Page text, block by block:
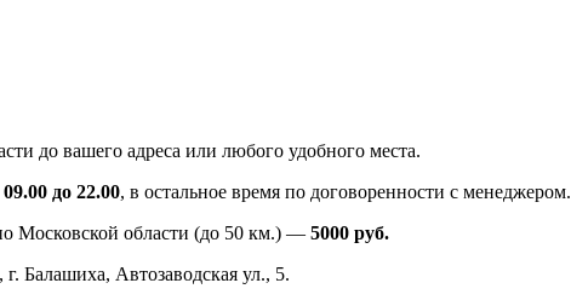
до вашего адреса или любого удобного места.
до 22.00, в остальное время по договоренности с менеджером.
Московской области (до 50 км.) — 5000 руб.
Балашиха, Автозаводская ул., 5.